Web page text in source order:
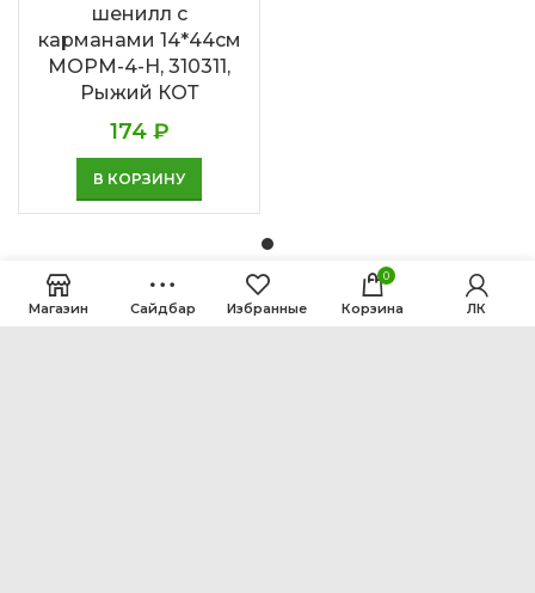
шенилл с
карманами 14*44см
MOPM-4-H, 310311,
Рыжий КОТ
174 ₽
В КОРЗИНУ
Магазин Сайдбар Избранные
0
Корзина ЛК